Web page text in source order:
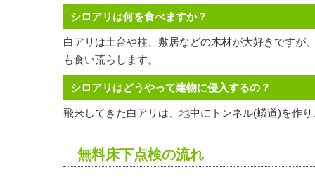
シロアリは何を食べますか？
白アリは土台や柱、敷居などの木材が大好きですが
も食い荒らします。
シロアリはどうやって建物に侵入するの？
飛来してきた白アリは、地中にトンネル(蟻道)を作
無料床下点検の流れ